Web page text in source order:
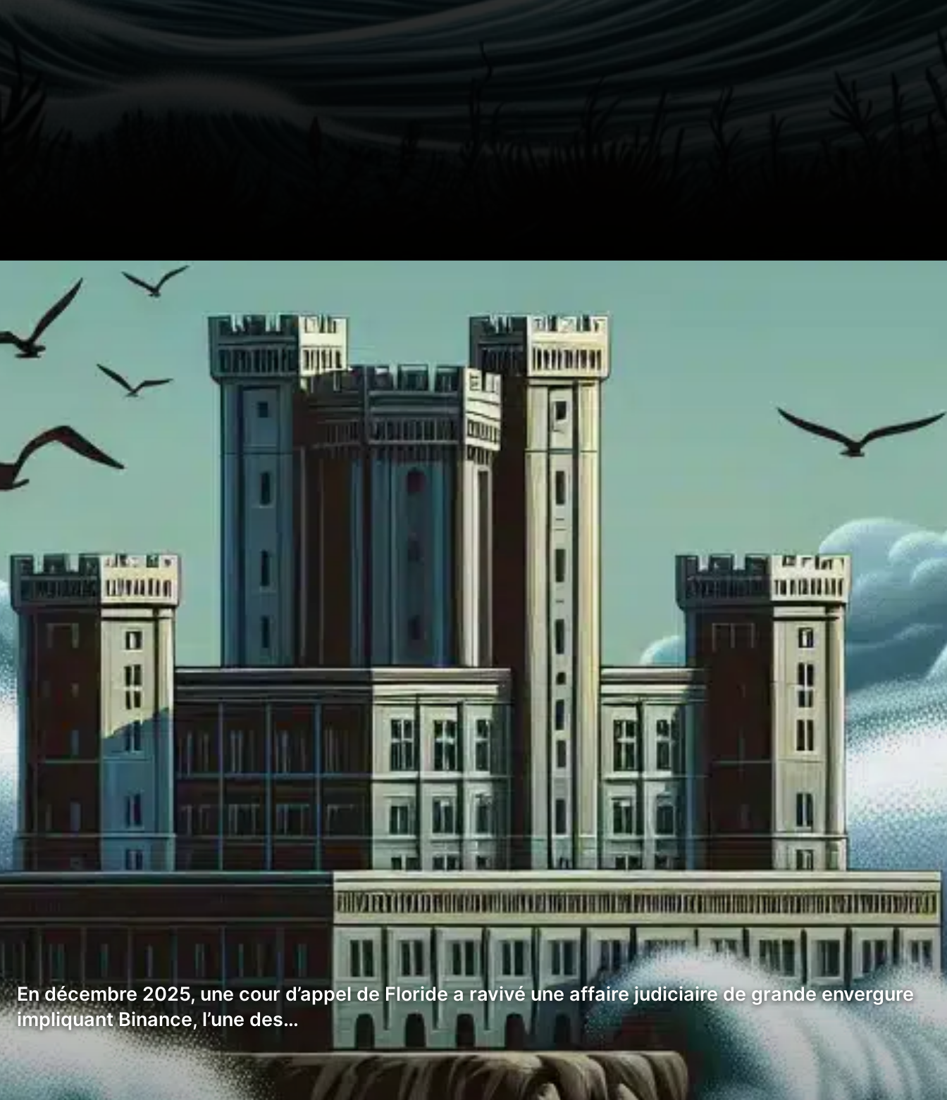
En décembre 2025, une cour d’appel de Floride a ravivé une affaire judiciaire de grande envergure
impliquant Binance, l’une des…